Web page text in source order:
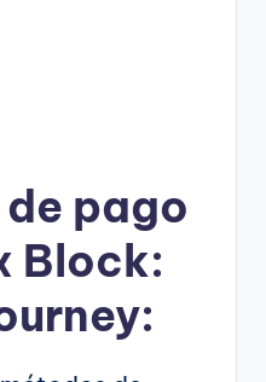
pago
Block: